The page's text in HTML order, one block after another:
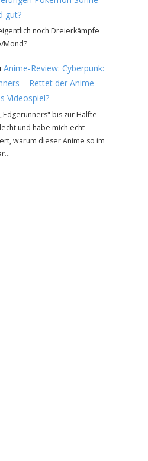
gut?
noch Dreierkämpfe
Mond?
Anime-Review: Cyberpunk:
– Rettet der Anime
Videospiel?
bis zur Hälfte
und habe mich echt
warum dieser Anime so im